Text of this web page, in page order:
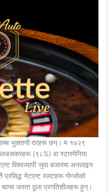
भुक्तानी दरहरू छन्। म १४२९
(९८%) वा स्टारमेनिया
विश्वव्यापी जुवा बजारमा अनलाइन
नेटएन्ट स्लटहरू गोन्जोको
चान्स जस्ता ठूला प्रगतिशीलहरू हुन्।